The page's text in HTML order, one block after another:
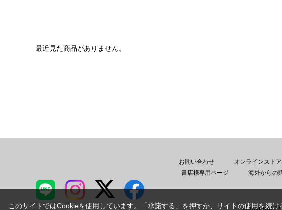
最近見た商品がありません。
お問い合わせ
オンラインスト
書店様専用ページ
海外からの
Copyright ©
このサイトではCookieを使用しています。「承諾する」を押すか、サイトの使用を続け